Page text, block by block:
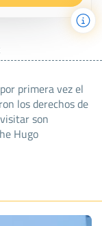
primera vez el
los derechos de
son
Hugo